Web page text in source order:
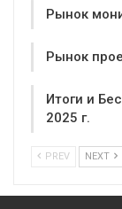
Рынок
Рынок
Итоги и
2025 г.
PREV NEXT